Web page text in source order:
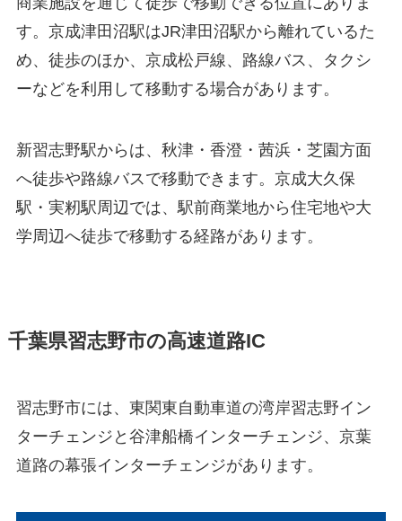
す。京成津田沼駅はJR津田沼駅から離れているた
め、徒歩のほか、京成松戸線、路線バス、タクシ
ーなどを利用して移動する場合があります。
新習志野駅からは、秋津・香澄・茜浜・芝園方面
へ徒歩や路線バスで移動できます。京成大久保
駅・実籾駅周辺では、駅前商業地から住宅地や大
学周辺へ徒歩で移動する経路があります。
千葉県習志野市の高速道路IC
習志野市には、東関東自動車道の湾岸習志野イン
ターチェンジと谷津船橋インターチェンジ、京葉
道路の幕張インターチェンジがあります。